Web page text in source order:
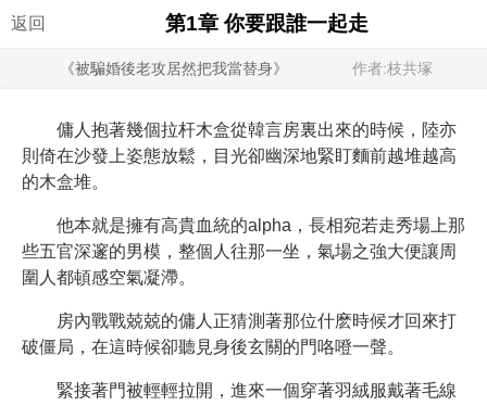
返回 第1章 你要跟誰一起走
《被騙婚後老攻居然把我當替身》 作者:枝共塚
傭人抱著幾個拉杆木盒從韓言房裏出來的時候，陸亦
則倚在沙發上姿態放鬆，目光卻幽深地緊盯麵前越堆越高
的木盒堆。
他本就是擁有高貴血統的alpha，長相宛若走秀場上那
些五官深邃的男模，整個人往那一坐，氣場之強大便讓周
圍人都頓感空氣凝滯。
房內戰戰兢兢的傭人正猜測著那位什麽時候才回來打
破僵局，在這時候卻聽見身後玄關的門咯噔一聲。
緊接著門被輕輕拉開，進來一個穿著羽絨服戴著毛線